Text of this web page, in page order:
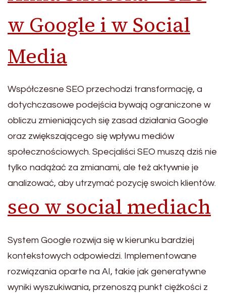
w Google i w Social
Media
Współczesne SEO przechodzi transformację, a
dotychczasowe podejścia bywają ograniczone w
obliczu zmieniających się zasad działania Google
oraz zwiększającego się wpływu mediów
społecznościowych. Specjaliści SEO muszą dziś nie
tylko nadążać za zmianami, ale też aktywnie je
analizować, aby utrzymać pozycję swoich klientów.
seo w social mediach
System Google rozwija się w kierunku bardziej
kontekstowych odpowiedzi. Implementowane
rozwiązania oparte na AI, takie jak generatywne
wyniki wyszukiwania, przenoszą punkt ciężkości z